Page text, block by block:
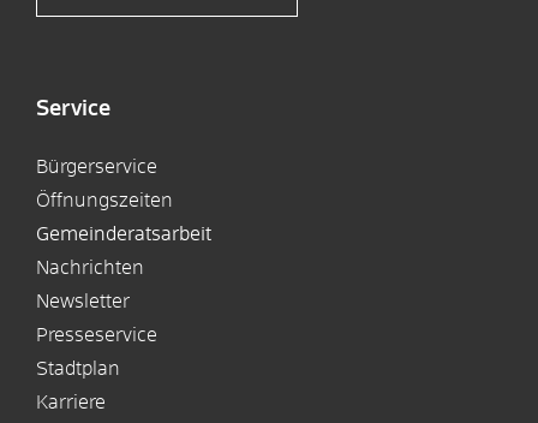
Service
Bürgerservice
Öffnungszeiten
Gemeinderatsarbeit
Nachrichten
Newsletter
Presseservice
Stadtplan
Karriere